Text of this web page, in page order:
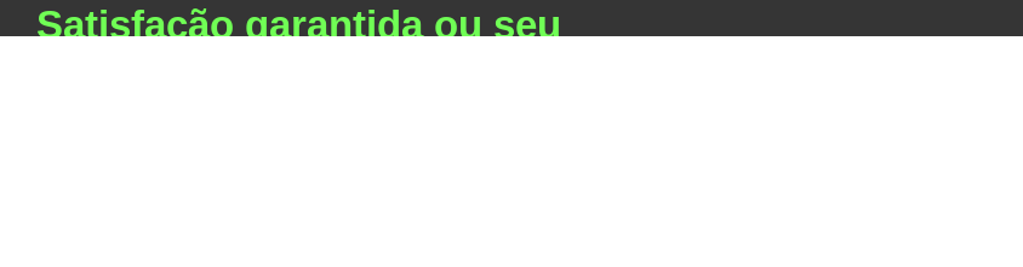
Satisfação garantida ou seu